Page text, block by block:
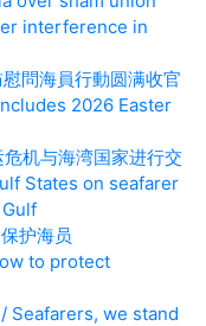
interference in
問海員行動圆满收官
2026 Easter
机与海湾国家进行交
States on seafarer
护海员
to protect
Seafarers, we stand